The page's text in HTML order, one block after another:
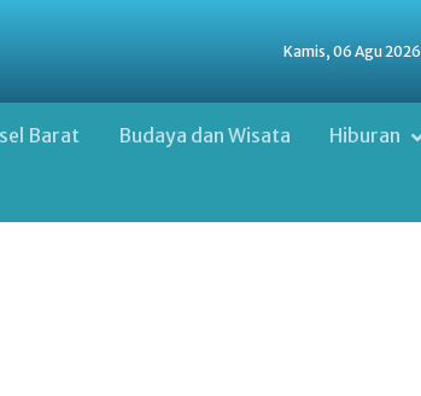
Kamis, 06 Agu 2026
Barat Budaya dan Wisata Hiburan